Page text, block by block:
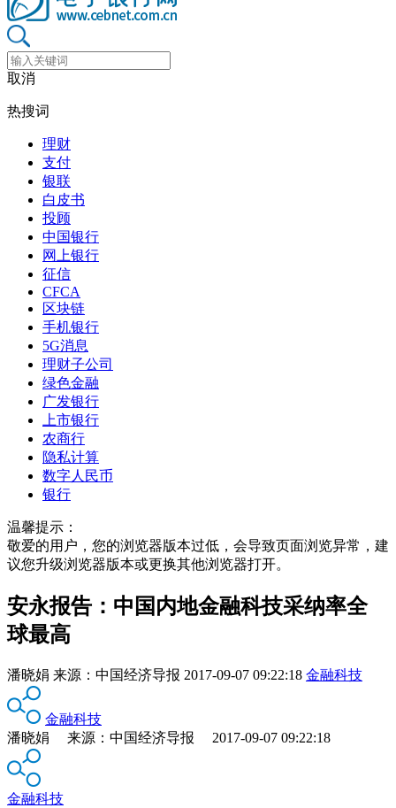
取消
热搜词
理财
支付
银联
白皮书
投顾
中国银行
网上银行
征信
CFCA
区块链
手机银行
5G消息
理财子公司
绿色金融
广发银行
上市银行
农商行
隐私计算
数字人民币
银行
温馨提示：
敬爱的用户，您的浏览器版本过低，会导致页面浏览异常，建
议您升级浏览器版本或更换其他浏览器打开。
安永报告：中国内地金融科技采纳率全
球最高
潘晓娟 来源： 中国经济导报 2017-09-07 09:22:18 金融科技
金融科技
潘晓娟 来源：中国经济导报 2017-09-07 09:22:18
金融科技